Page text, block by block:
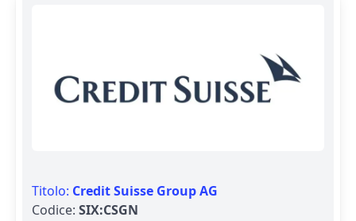
Titolo: Credit Suisse Group AG
Codice: SIX:CSGN